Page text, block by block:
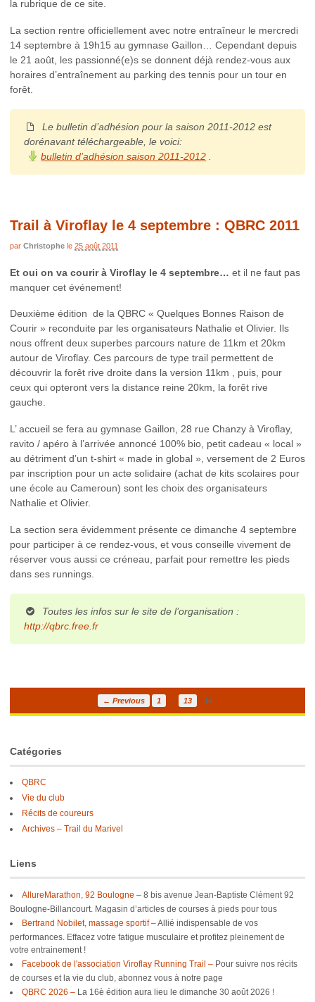
la rubrique de ce site.
La section rentre officiellement avec notre entraîneur le mercredi
14 septembre à 19h15 au gymnase Gaillon… Cependant depuis
le 21 août, les passionné(e)s se donnent déjà rendez-vous aux
horaires d’entraînement au parking des tennis pour un tour en
forêt.
Le bulletin d’adhésion pour la saison 2011-2012 est
dorénavant téléchargeable, le voici:
bulletin d’adhésion saison 2011-2012
Trail à Viroflay le 4 septembre : QBRC 2011
par Christophe le 25 août 2011
Et oui on va courir à Viroflay le 4 septembre… et il ne faut pas
manquer cet événement!
Deuxième édition de la QBRC « Quelques Bonnes Raison de
Courir » reconduite par les organisateurs Nathalie et Olivier. Ils
nous offrent deux superbes parcours nature de 11km et 20km
autour de Viroflay. Ces parcours de type trail permettent de
découvrir la forêt rive droite dans la version 11km , puis, pour
ceux qui opteront vers la distance reine 20km, la forêt rive
gauche.
L’ accueil se fera au gymnase Gaillon, 28 rue Chanzy à Viroflay,
ravito / apéro à l’arrivée annoncé 100% bio, petit cadeau « local »
au détriment d’un t-shirt « made in global », versement de 2 Euros
par inscription pour un acte solidaire (achat de kits scolaires pour
une école au Cameroun) sont les choix des organisateurs
Nathalie et Olivier.
La section sera évidemment présente ce dimanche 4 septembre
pour participer à ce rendez-vous, et vous conseille vivement de
réserver vous aussi ce créneau, parfait pour remettre les pieds
dans ses runnings.
Toutes les infos sur le site de l’organisation :
http://qbrc.free.fr
← Previous 1 … 13 14
Catégories
QBRC
Vie du club
Récits de coureurs
Archives – Trail du Marivel
Liens
AllureMarathon, 92 Boulogne – 8 bis avenue Jean-Baptiste Clément 92
Boulogne-Billancourt. Magasin d’articles de courses à pieds pour tous
Bertrand Nobilet, massage sportif –Allié indispensable de vos
performances. Effacez votre fatigue musculaire et profitez pleinement de
votre entrainement !
Facebook de l'association Viroflay Running Trail – Pour suivre nos récits
de courses et la vie du club, abonnez vous à notre page
QBRC 2026 – La 16è édition aura lieu le dimanche 30 août 2026 !